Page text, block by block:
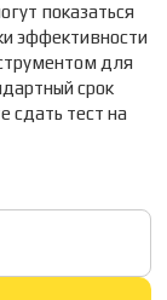
показаться
эффективности
для
срок
сдать тест на